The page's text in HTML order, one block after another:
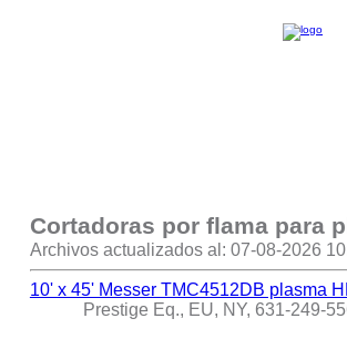
Cortadoras por flama para
Archivos actualizados al: 07-08-2026
10' x 45' Messer TMC4512DB plasma
Prestige Eq., EU, NY, 631-249-